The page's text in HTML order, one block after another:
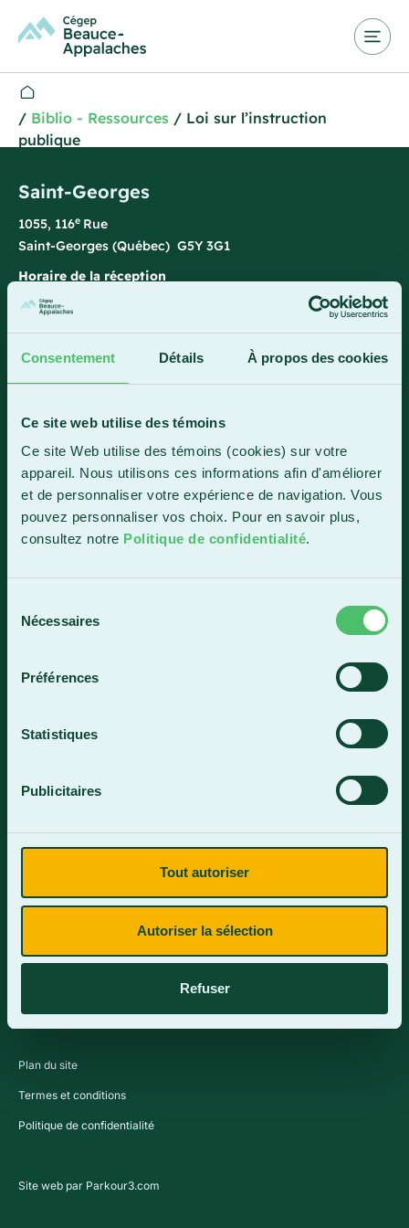
Consentement Détails À propos des cookies
Ce site web utilise des témoins
Ce site Web utilise des témoins (cookies) sur votre
appareil. Nous utilisons ces informations afin d'améliorer
et de personnaliser votre expérience de navigation. Vous
pouvez personnaliser vos choix. Pour en savoir plus,
consultez notre Politique de confidentialité.
Nécessaires
Préférences
Statistiques
Publicitaires
Tout autoriser
Autoriser la sélection
Refuser
/ Biblio - Ressources / Loi sur l’instruction
publique
Saint-Georges
1055, 116e Rue
Saint-Georges (Québec) G5Y 3G1
Horaire de la réception
Lundi-vendredi : 7 h 45 à 15 h 45
1 800 893-5111
Sainte-Marie
Sainte-Marie (Québec) G6E 0R1
Horaire de la réception
Lundi-vendredi : 7 h 30 à 15 h 30
4409, rue Dollard
Lundi-vendredi : 8 h à 16 h
Contactez-nous
Plan du site
Termes et conditions
Politique de confidentialité
Site web par Parkour3.com